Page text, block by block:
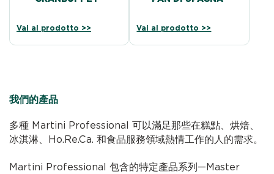
Vai al prodotto >> Vai al prodotto >>
我們的產品
多種 Martini Professional 可以滿足那些在糕點、烘焙、
冰淇淋、Ho.Re.Ca. 和食品服務領域熱情工作的人的需求。
Martini Professional 包含的特定產品系列—Master